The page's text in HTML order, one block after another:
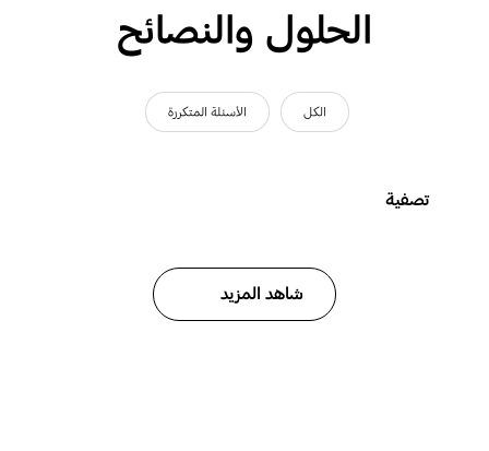
الحلول والنصائح
الكل الأسئلة المتكررة
تصفية
شاهد المزيد